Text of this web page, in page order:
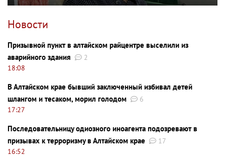
Новости
Призывной пункт в алтайском райцентре выселили из
аварийного здания
2
18:08
В Алтайском крае бывший заключенный избивал детей
шлангом и тесаком, морил голодом
6
17:27
Последовательницу одиозного иноагента подозревают в
призывах к терроризму в Алтайском крае
17
16:52